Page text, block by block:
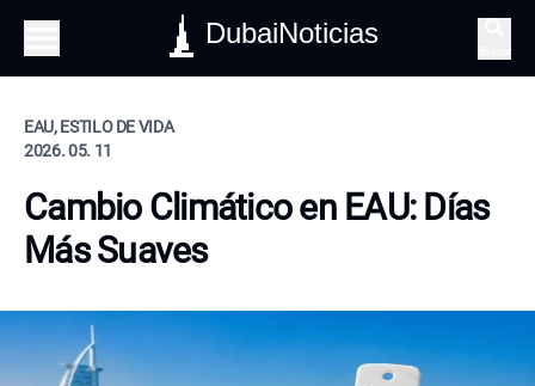
DubaiNoticias
EAU, ESTILO DE VIDA
2026. 05. 11
Cambio Climático en EAU: Días
Más Suaves